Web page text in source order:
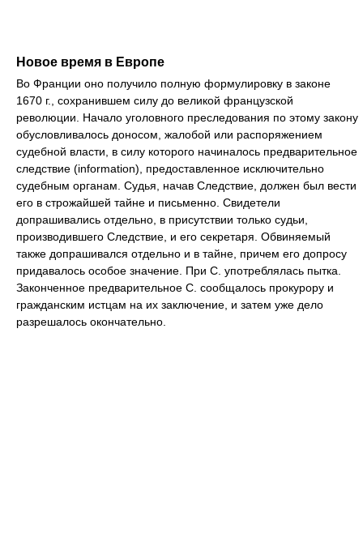
Новое время в Европе
Во Франции оно получило полную формулировку в законе
1670 г., сохранившем силу до великой французской
революции. Начало уголовного преследования по этому закону
обусловливалось доносом, жалобой или распоряжением
судебной власти, в силу которого начиналось предварительное
следствие (information), предоставленное исключительно
судебным органам. Судья, начав Следствие, должен был вести
его в строжайшей тайне и письменно. Свидетели
допрашивались отдельно, в присутствии только судьи,
производившего Следствие, и его секретаря. Обвиняемый
также допрашивался отдельно и в тайне, причем его допросу
придавалось особое значение. При С. употреблялась пытка.
Законченное предварительное С. сообщалось прокурору и
гражданским истцам на их заключение, и затем уже дело
разрешалось окончательно.